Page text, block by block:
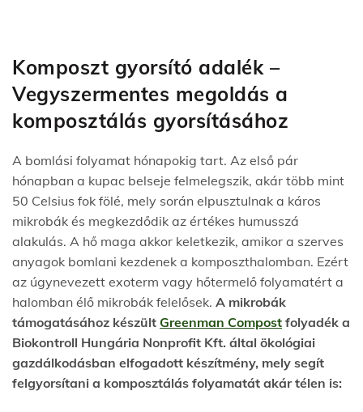
Komposzt gyorsító adalék –
Vegyszermentes megoldás a
komposztálás gyorsításához
A bomlási folyamat hónapokig tart. Az első pár
hónapban a kupac belseje felmelegszik, akár több mint
50 Celsius fok fölé, mely során elpusztulnak a káros
mikrobák és megkezdődik az értékes humusszá
alakulás. A hő maga akkor keletkezik, amikor a szerves
anyagok bomlani kezdenek a komposzthalomban. Ezért
az úgynevezett exoterm vagy hőtermelő folyamatért a
halomban élő mikrobák felelősek. A mikrobák
támogatásához készült Greenman Compost folyadék a
Biokontroll Hungária Nonprofit Kft. által ökológiai
gazdálkodásban elfogadott készítmény, mely segít
felgyorsítani a komposztálás folyamatát akár télen is: